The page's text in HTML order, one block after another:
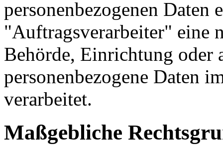
personenbezogenen Daten
"Auftragsverarbeiter" eine
Behörde, Einrichtung oder
personenbezogene Daten
verarbeitet.
Maßgebliche